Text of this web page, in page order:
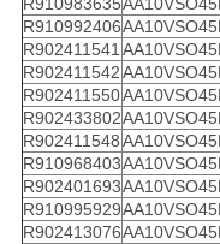
R910983635
R910992406
R902411541
R902411542
R902411550
R902433802
R902411548
R910968403
R902401693
R910995929
R902413076